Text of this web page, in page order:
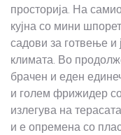
просторија. На
кујна со мини
садови за готвење и
климата. Во
брачен и еден
и голем фрижидер
излегува на
и е опремена со